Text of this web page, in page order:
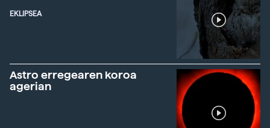
EKLIPSEA
Astro erregearen koroa
agerian